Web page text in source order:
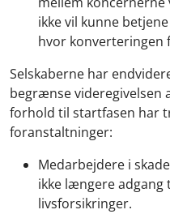
ikke vil kunne
hvor konverteringen
Selskaberne har
begrænse videregivelsen
forhold til startfasen har
foranstaltninger:
Medarbejdere i
ikke længere
livsforsikringer.